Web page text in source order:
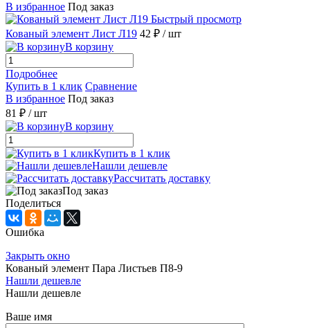
В избранное Под заказ
Быстрый просмотр
Кованый элемент Лист Л19 42 ₽ / шт
В корзину
Подробнее
Купить в 1 клик Сравнение
В избранное Под заказ
81 ₽ / шт
В корзину
Купить в 1 клик
Нашли дешевле
Рассчитать доставку
Под заказ
Поделиться
Ошибка
Закрыть окно
Кованый элемент Пара Листьев П8-9
Нашли дешевле
Нашли дешевле
Ваше имя